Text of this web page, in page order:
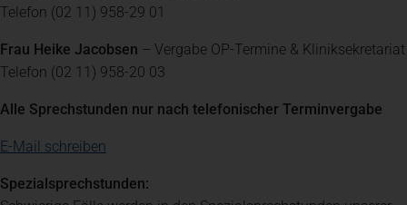
Telefon (02 11) 958-29 01
Frau Heike Jacobsen – Vergabe OP-Termine & Kliniksekretariat
Telefon (02 11) 958-20 03
Alle Sprechstunden nur nach telefonischer Terminvergabe
E-Mail schreiben
Spezialsprechstunden: